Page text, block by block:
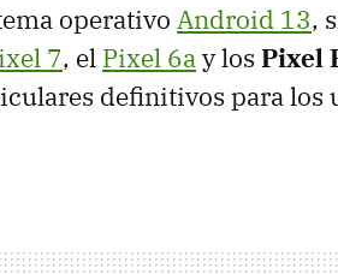
operativo Android 13,
7, el Pixel 6ay los Pixel
definitivos para los